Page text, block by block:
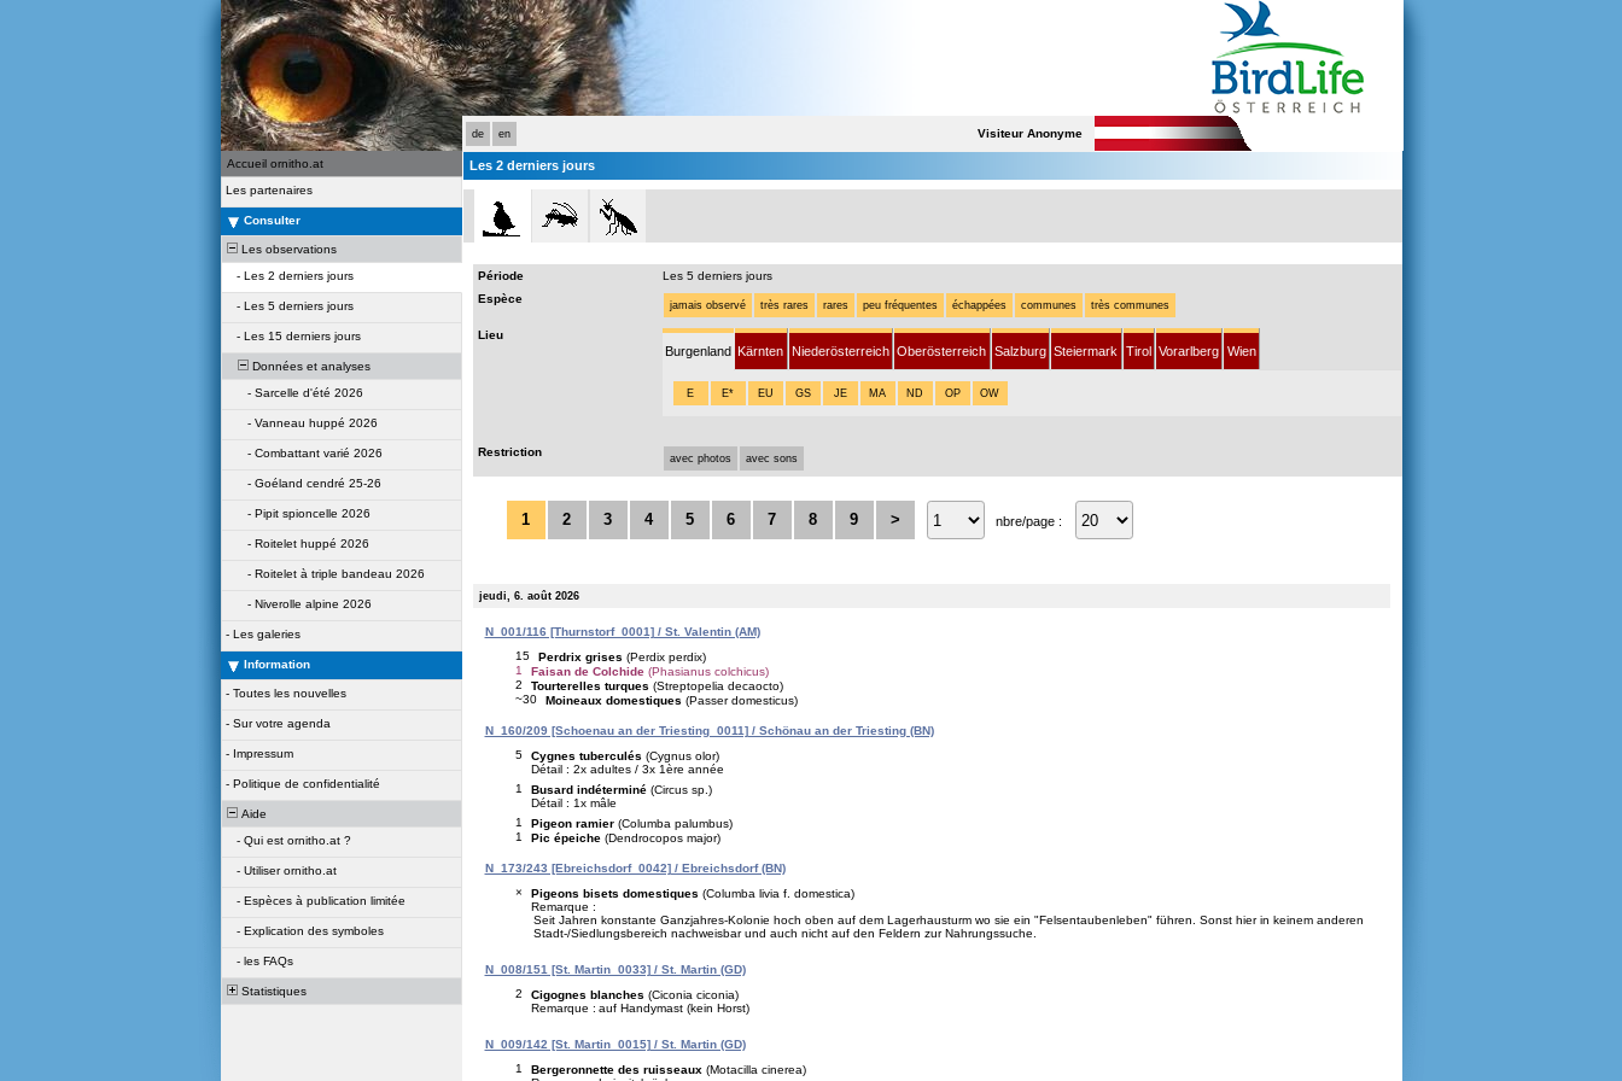
de en Visiteur Anonyme
Accueil ornitho.at
Les partenaires
Consulter
Les observations
- Les 2 derniers jours
- Les 5 derniers jours
- Les 15 derniers jours
Données et analyses
- Sarcelle d'été 2026
- Vanneau huppé 2026
- Combattant varié 2026
- Goéland cendré 25-26
- Pipit spioncelle 2026
- Roitelet huppé 2026
- Roitelet à triple bandeau 2026
- Niverolle alpine 2026
- Les galeries
Information
- Toutes les nouvelles
- Sur votre agenda
- Impressum
- Politique de confidentialité
Aide
- Qui est ornitho.at ?
- Utiliser ornitho.at
- Espèces à publication limitée
- Explication des symboles
- les FAQs
Statistiques
Les 2 derniers jours
Période
Les 5 derniers jours
Espèce
jamais observé très rares rares peu fréquentes échappées communes très communes
Lieu
Burgenland Kärnten Niederösterreich Oberösterreich Salzburg Steiermark Tirol Vorarlberg Wien
E E* EU GS JE MA ND OP OW
Restriction avec photos avec sons
1 2 3 4 5 6 7 8 9 > nbre/page :
jeudi, 6. août 2026
N_001/116 [Thurnstorf_0001] / St. Valentin (AM)
15
Perdrix grises (Perdix perdix)
1
Faisan de Colchide (Phasianus colchicus)
2
Tourterelles turques (Streptopelia decaocto)
~30
Moineaux domestiques (Passer domesticus)
N_160/209 [Schoenau an der Triesting_0011] / Schönau an der Triesting (BN)
5
Cygnes tuberculés (Cygnus olor)
Détail : 2x adultes / 3x 1ère année
1
Busard indéterminé (Circus sp.)
Détail : 1x mâle
1
Pigeon ramier (Columba palumbus)
1
Pic épeiche (Dendrocopos major)
N_173/243 [Ebreichsdorf_0042] / Ebreichsdorf (BN)
×
Pigeons bisets domestiques (Columba livia f. domestica)
Remarque :
Seit Jahren konstante Ganzjahres-Kolonie hoch oben auf dem Lagerhausturm wo sie ein "Felsentaubenleben" führen. Sonst hier in keinem anderen
Stadt-/Siedlungsbereich nachweisbar und auch nicht auf den Feldern zur Nahrungssuche.
N_008/151 [St. Martin_0033] / St. Martin (GD)
2
Cigognes blanches (Ciconia ciconia)
Remarque : auf Handymast (kein Horst)
N_009/142 [St. Martin_0015] / St. Martin (GD)
1
Bergeronnette des ruisseaux (Motacilla cinerea)